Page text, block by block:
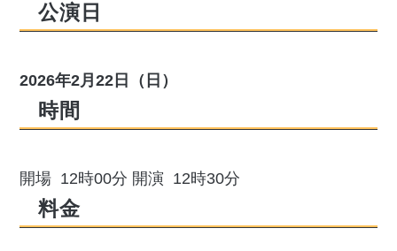
公演日
2026年2月22日（日）
時間
開場 12時00分 開演 12時30分
料金